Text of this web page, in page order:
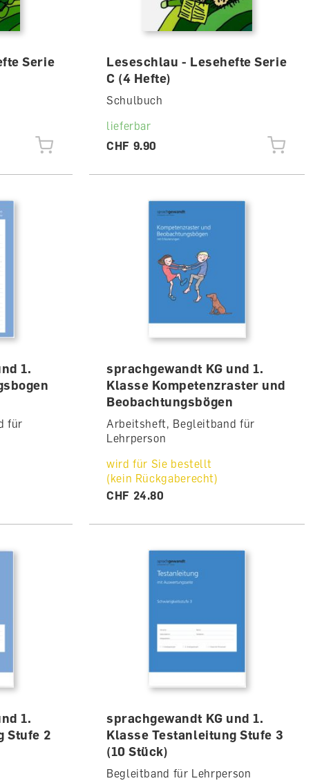
Serie
Leseschlau - Lesehefte Serie
C (4 Hefte)
Schulbuch
lieferbar
CHF 9.90
1.
für
sprachgewandt KG und 1.
Klasse Kompetenzraster und
Beobachtungsbögen
Arbeitsheft, Begleitband für
Lehrperson
wird für Sie bestellt
(kein Rückgaberecht)
CHF 24.80
1.
Stufe 2
sprachgewandt KG und 1.
Klasse Testanleitung Stufe 3
(10 Stück)
Begleitband für Lehrperson